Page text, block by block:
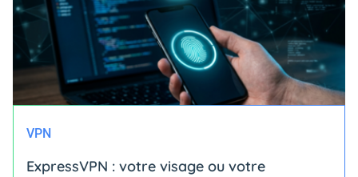
VPN
ExpressVPN : votre visage ou votre